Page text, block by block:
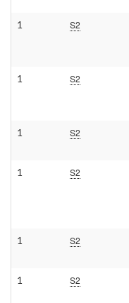
1 S2
1 S2
1 S2
1 S2
1 S2
1 S2